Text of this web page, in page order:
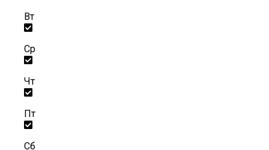
Вт
Ср
Чт
Пт
Сб